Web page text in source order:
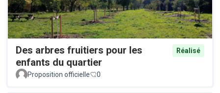
Des arbres fruitiers pour les
enfants du quartier
Réalisé
Proposition officielle 0